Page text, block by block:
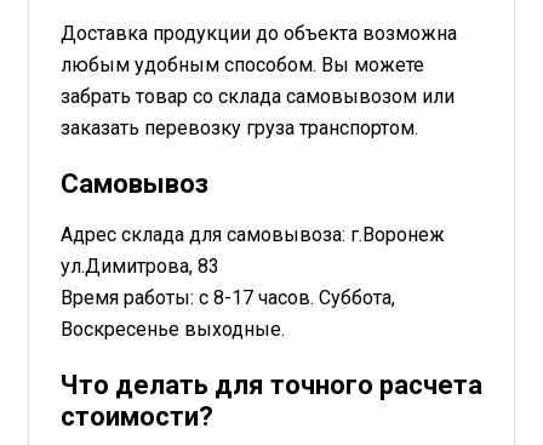
Доставка продукции до объекта возможна
любым удобным способом. Вы можете
забрать товар со склада самовывозом или
заказать перевозку груза транспортом.
Самовывоз
Адрес склада для самовывоза: г.Воронеж
ул.Димитрова, 83
Время работы: с 8-17 часов. Суббота,
Воскресенье выходные.
Что делать для точного расчета
стоимости?